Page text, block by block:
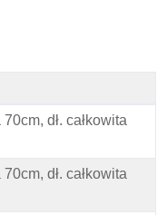
dł. całkowita
dł. całkowita